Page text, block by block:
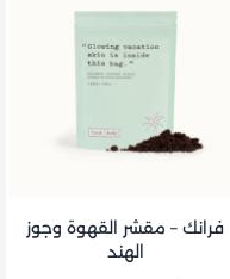
فرانك – مقشر القهوة وجوز
الهند